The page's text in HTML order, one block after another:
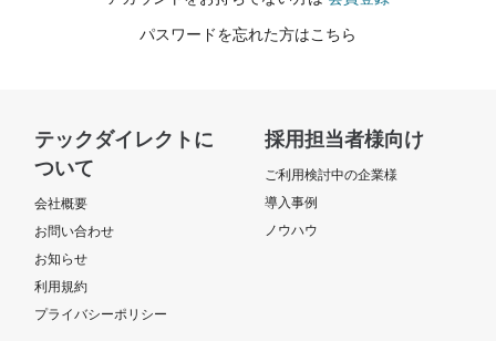
パスワードを忘れた方はこちら
テックダイレクトに
ついて
会社概要
お問い合わせ
お知らせ
利用規約
プライバシーポリシー
採用担当者様向け
ご利用検討中の企業様
導入事例
ノウハウ